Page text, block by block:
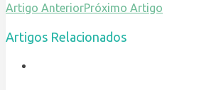
Artigo AnteriorPróximo Artigo
Artigos Relacionados